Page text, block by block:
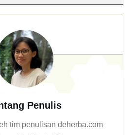
Penulis
tim penulisan deherba.com